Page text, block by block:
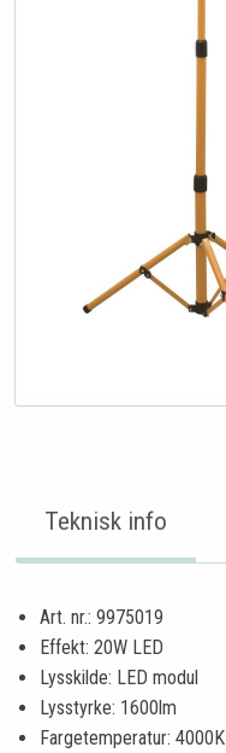
Teknisk info
Art. nr.: 9975019
Effekt: 20W LED
Lysskilde: LED modul
Lysstyrke: 1600lm
Fargetemperatur: 4000K